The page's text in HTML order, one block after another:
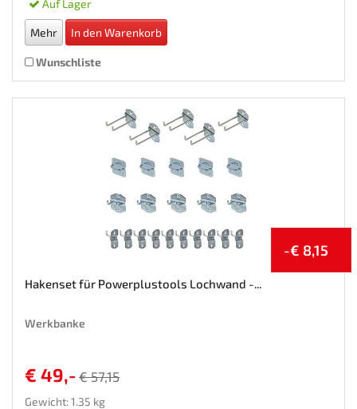
Auf Lager
Mehr In den Warenkorb
Wunschliste
-€ 8,15
Hakenset für Powerplustools Lochwand -...
Werkbanke
€ 49,- € 57,15
Gewicht: 1.35 kg